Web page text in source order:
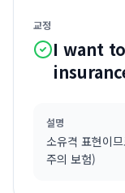
교정
I want
설명
소유격 표현이
주의 보험)